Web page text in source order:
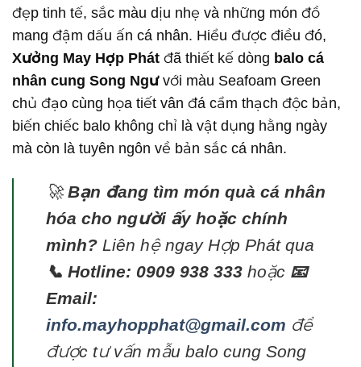
đẹp tinh tế, sắc màu dịu nhẹ và những món đồ
mang đậm dấu ấn cá nhân. Hiểu được điều đó,
Xưởng May Hợp Phát đã thiết kế dòng balo cá
nhân cung Song Ngưvới màu Seafoam Green
chủ đạo cùng họa tiết vân đá cẩm thạch độc bản,
biến chiếc balo không chỉ là vật dụng hằng ngày
mà còn là tuyên ngôn về bản sắc cá nhân.
🚀Bạn đang tìm món quà cá nhân
hóa cho người ấy hoặc chính
mình?Liên hệ ngay Hợp Phát qua
📞 Hotline: 0909 938 333hoặc 📧
Email:
info.mayhopphat@gmail.com để
được tư vấn mẫu balo cung Song